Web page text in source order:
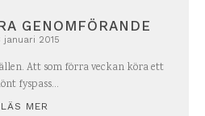
GENOMFÖRANDE
januari 2015
Att som förra veckan köra ett
fyspass...
LÄS MER